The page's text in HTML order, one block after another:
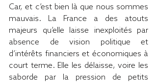
Car, et c’est bien là que nous sommes
mauvais. La France a des atouts
majeurs qu’elle laisse inexploités par
absence de vision politique et
d’intérêts financiers et économiques à
court terme. Elle les délaisse, voire les
saborde par la pression de petits